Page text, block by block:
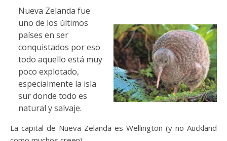
Nueva Zelanda fue
uno de los últimos
países en ser
conquistados por eso
todo aquello está muy
poco explotado,
especialmente la isla
sur donde todo es
natural y salvaje.
La capital de Nueva Zelanda es Wellington (y no Auckland